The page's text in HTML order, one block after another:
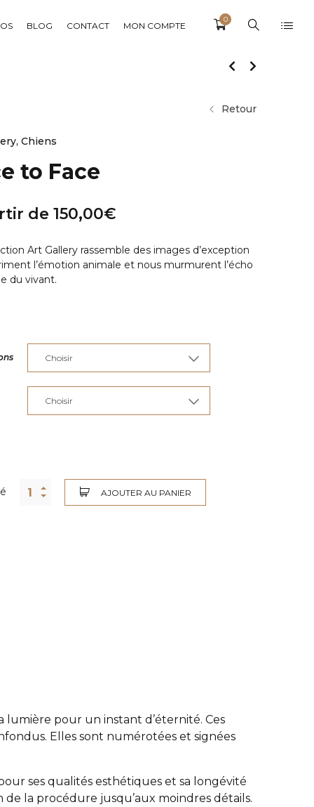
BLOG CONTACT MON COMPTE
0
Retour
, Chiens
to Face
de 150,00€
Art Gallery rassemble des images d’exception
l’émotion animale et nous murmurent l’écho
du vivant.
AJOUTER AU PANIER
pour un instant d’éternité. Ces
Elles sont numérotées et signées
ses qualités esthétiques et sa longévité
la procédure jusqu’aux moindres détails.